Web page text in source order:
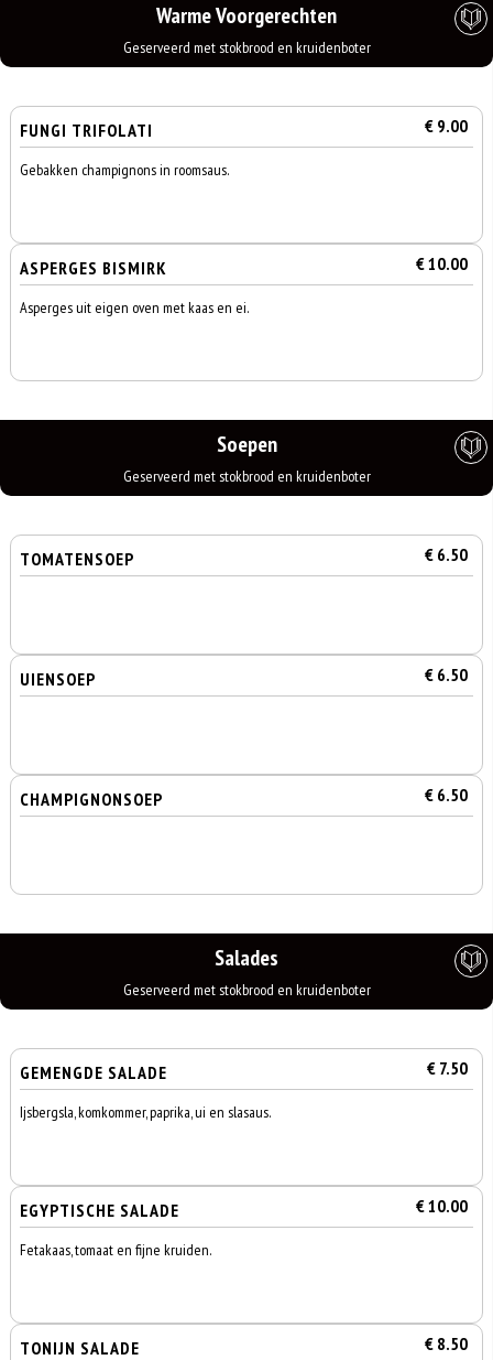
Warme Voorgerechten
Geserveerd met stokbrood en kruidenboter
FUNGI TRIFOLATI € 9.00
Gebakken champignons in roomsaus.
ASPERGES BISMIRK € 10.00
Asperges uit eigen oven met kaas en ei.
Soepen
Geserveerd met stokbrood en kruidenboter
TOMATENSOEP € 6.50
UIENSOEP € 6.50
CHAMPIGNONSOEP € 6.50
Salades
Geserveerd met stokbrood en kruidenboter
GEMENGDE SALADE € 7.50
Ijsbergsla, komkommer, paprika, ui en slasaus.
EGYPTISCHE SALADE € 10.00
Fetakaas, tomaat en fijne kruiden.
TONIJN SALADE € 8.50